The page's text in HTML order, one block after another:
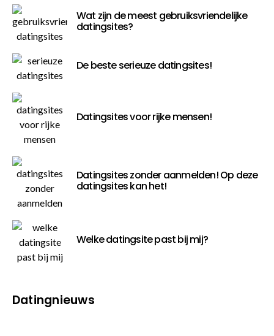
Wat zijn de meest gebruiksvriendelijke
datingsites?
De beste serieuze datingsites!
Datingsites voor rijke mensen!
Datingsites zonder aanmelden! Op deze
datingsites kan het!
Welke datingsite past bij mij?
Datingnieuws